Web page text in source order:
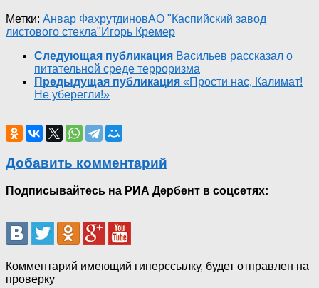
Метки: Анвар ФахрутдиновАО "Каспийский завод
листового стекла"Игорь Кремер
Следующая публикация Васильев рассказал о
питательной среде терроризма
Предыдущая публикация «Прости нас, Калимат!
Не уберегли!»
Добавить комментарий
Подписывайтесь на РИА Дербент в соцсетях:
Комментарий имеющий гиперссылку, будет отправлен на
проверку